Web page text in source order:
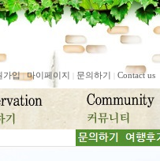
가입|마이페이지 문의하기 Contact us